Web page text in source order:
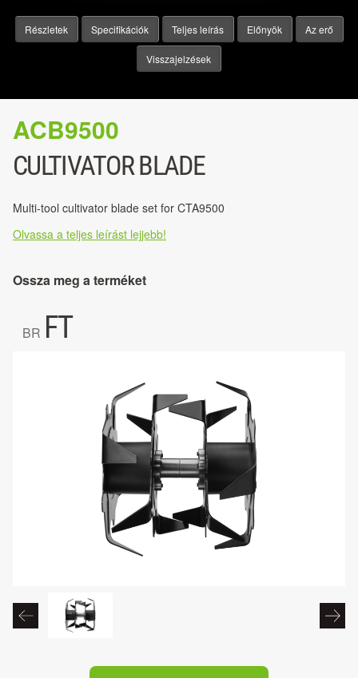
Részletek Specifikációk Teljes leírás Előnyök Az erő
Visszajelzések
ACB9500
CULTIVATOR BLADE
Multi-tool cultivator blade set for CTA9500
Olvassa a teljes leírást lejjebb!
Ossza meg a terméket
BR FT